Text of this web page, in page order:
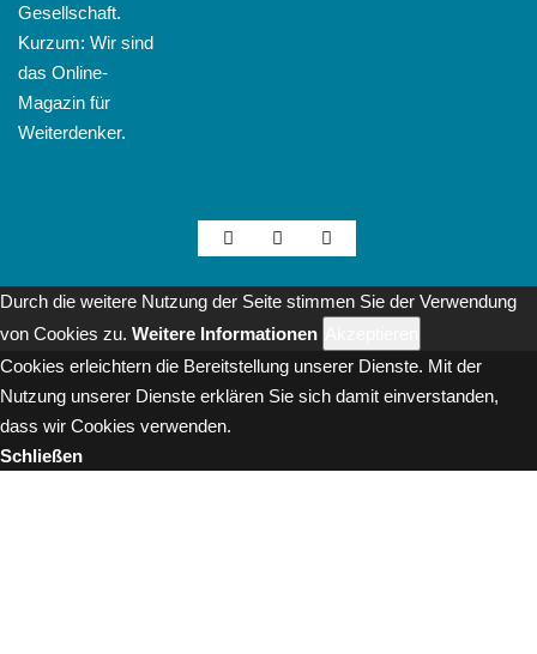
Gesellschaft.
Kurzum: Wir sind
das Online-
Magazin für
Weiterdenker.
Durch die weitere Nutzung der Seite stimmen Sie der Verwendung
von Cookies zu. Weitere Informationen
Cookies erleichtern die Bereitstellung unserer Dienste. Mit der
Nutzung unserer Dienste erklären Sie sich damit einverstanden,
dass wir Cookies verwenden.
Schließen